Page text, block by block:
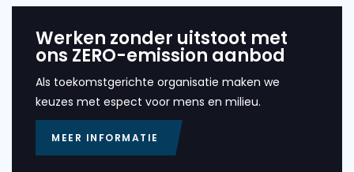
Werken zonder uitstoot met
ons ZERO-emission aanbod
Als toekomstgerichte organisatie maken we
keuzes met espect voor mens en milieu.
MEER INFORMATIE